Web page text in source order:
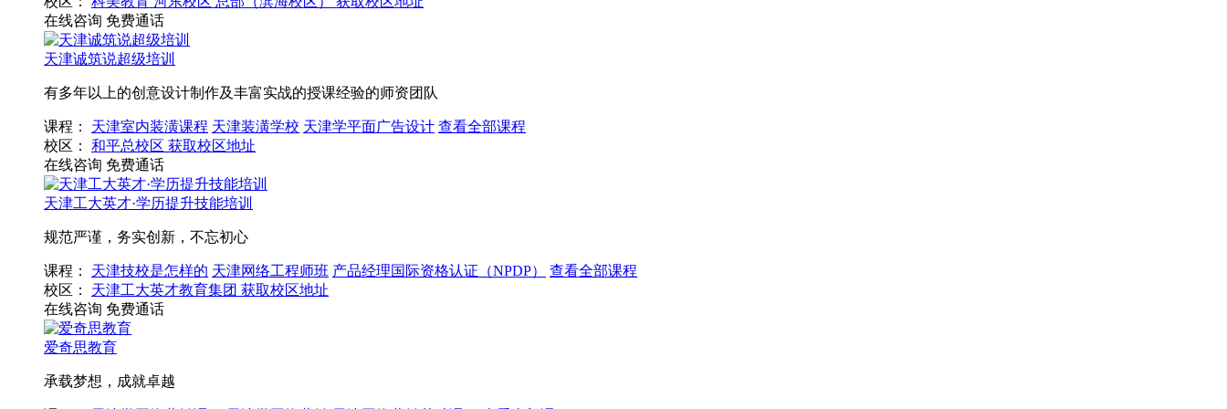
在线咨询 免费通话
天津诚筑说超级培训
有多年以上的创意设计制作及丰富实战的授课经验的师资团队
课程： 天津室内装潢课程 天津装潢学校 天津学平面广告设计 查看全部课程
校区：
和平总校区 获取校区地址
在线咨询 免费通话
天津工大英才·学历提升技能培训
规范严谨，务实创新，不忘初心
课程： 天津技校是怎样的 天津网络工程师班 产品经理国际资格认证（NPDP）
查看全部课程
校区：
天津工大英才教育集团 获取校区地址
在线咨询 免费通话
爱奇思教育
承载梦想，成就卓越